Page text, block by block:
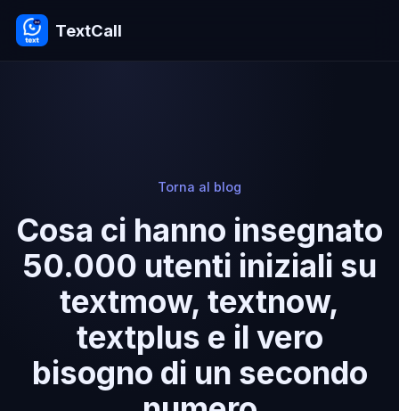
TextCall
Torna al blog
Cosa ci hanno insegnato
50.000 utenti iniziali su
textmow, textnow,
textplus e il vero
bisogno di un secondo